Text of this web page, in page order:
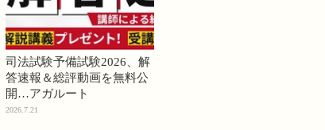
司法試験予備試験2026、解
答速報＆総評動画を無料公
開…アガルート
2026.7.21